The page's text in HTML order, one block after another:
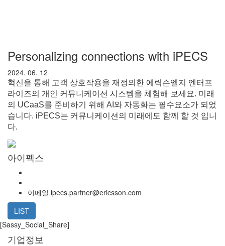
Personalizing connections with iPECS
2024. 06. 12
혁신을 통해 고객 상호작용을 재정의한 에릭슨엘지 엔터프
라이즈의 개인 커뮤니케이션 시스템을 체험해 보세요. 미래
의 UCaaS를 준비하기 위해 AI와 자동화는 필수요소가 되었
습니다. iPECS는 커뮤니케이션의 미래에도 함께 할 것 입니
다.
아이펙스
이메일 ipecs.partner@ericsson.com
LIST
[Sassy_Social_Share]
기업정보